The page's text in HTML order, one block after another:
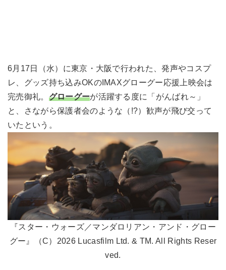
6月17日（水）に東京・大阪で行われた、発声やコスプ
レ、グッズ持ち込みOKのIMAXグローグー応援上映会は
完売御礼。 グローグーが活躍する度に「がんばれ～」
と、さながら保護者会のような（!?）歓声が飛び交って
いたという。
『スター・ウォーズ／マンダロリアン・アンド・グロー
グー』（C）2026 Lucasfilm Ltd. & TM. All Rights Reser
ved.